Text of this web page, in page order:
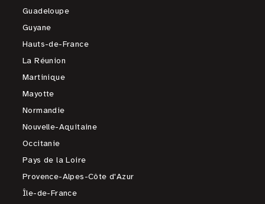
Guadeloupe
Guyane
Hauts-de-France
La Réunion
Martinique
Mayotte
Normandie
Nouvelle-Aquitaine
Occitanie
Pays de la Loire
Provence-Alpes-Côte d'Azur
Île-de-France